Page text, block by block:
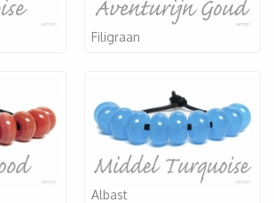
Filigraan
Albast